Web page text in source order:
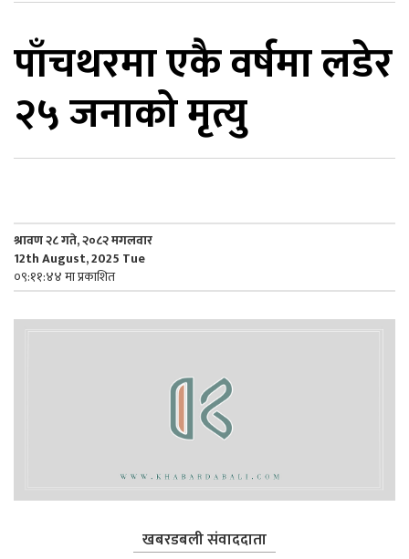
पाँचथरमा एकै वर्षमा लडेर
२५ जनाको मृत्यु
श्रावण २८ गते, २०८२ मगलवार
12th August, 2025 Tue
०९:११:४४ मा प्रकाशित
खबरडबली संवाददाता